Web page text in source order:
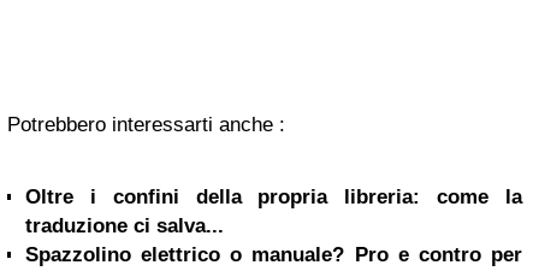
Potrebbero interessarti anche :
Oltre i confini della propria libreria: come la
traduzione ci salva...
Spazzolino elettrico o manuale? Pro e contro per